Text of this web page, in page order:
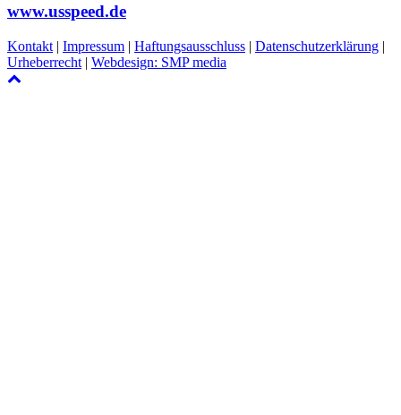
www.usspeed.de
Kontakt | Impressum | Haftungsausschluss | Datenschutzerklärung |
Urheberrecht | Webdesign: SMP media